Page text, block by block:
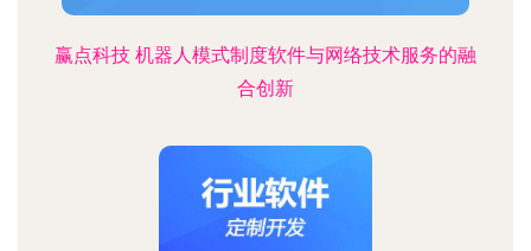
赢点科技 机器人模式制度软件与网络技术服务的融
合创新